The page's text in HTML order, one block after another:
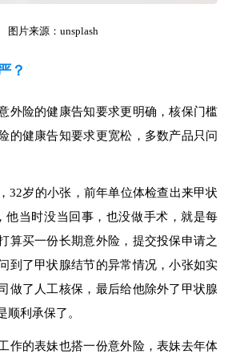
图片来源：unsplash
？
外险的健康告知要求更明确，核保门槛
的健康告知要求更宽松，多数产品只问
32岁的小张，前年单位体检查出来甲状
他当时没当回事，也没做手术，就是每
算买一份长期意外险，提交投保申请之
到了甲状腺结节的异常情况，小张如实
做了人工核保，最后给他除外了甲状腺
顺利承保了。
作的表妹也搭一份意外险，表妹去年体